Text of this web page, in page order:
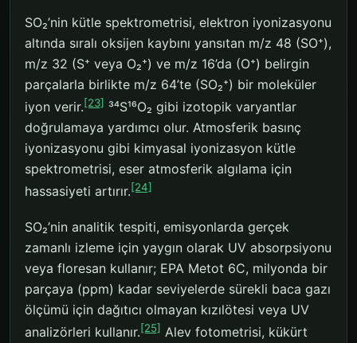
SO₂’nin kütle spektrometrisi, elektron iyonizasyonu
altında sıralı oksijen kaybını yansıtan m/z 48 (SO⁺),
m/z 32 (S⁺ veya O₂⁺) ve m/z 16’da (O⁺) belirgin
parçalarla birlikte m/z 64’te (SO₂⁺) bir moleküler
iyon verir.[23] ³⁴S¹⁶O₂ gibi izotopik varyantlar
doğrulamaya yardımcı olur. Atmosferik basınç
iyonizasyonu gibi kimyasal iyonizasyon kütle
spektrometrisi, eser atmosferik algılama için
hassasiyeti artırır.[24]
SO₂’nin analitik tespiti, emisyonlarda gerçek
zamanlı izleme için yaygın olarak UV absorpsiyonu
veya floresan kullanır; EPA Metot 6C, milyonda bir
parçaya (ppm) kadar seviyelerde sürekli baca gazı
ölçümü için dağıtıcı olmayan kızılötesi veya UV
analizörleri kullanır.[25] Alev fotometrisi, kükürt